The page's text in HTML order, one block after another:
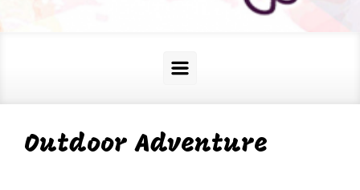
Outdoor Adventure